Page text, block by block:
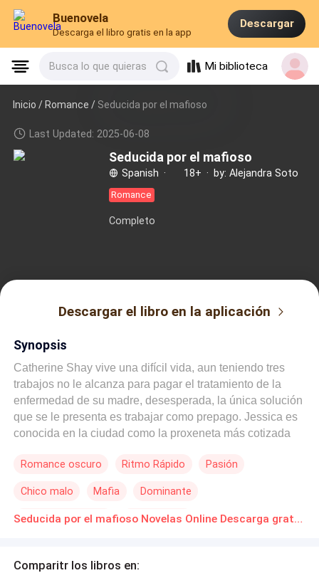
Buenovela
Descarga el libro gratis en la app
Descargar
Busca lo que quieras Mi biblioteca
Inicio /Romance / Seducida por el mafioso
Last Updated: 2025-06-08
Seducida por el mafioso
Spanish · 18+ · by: Alejandra Soto
Romance
Completo
Descargar el libro en la aplicación
Synopsis
Catherine Shay vive una difícil vida, aun teniendo tres
trabajos no le alcanza para pagar el tratamiento de la
enfermedad de su madre, desesperada, la única solución
que se le presenta es trabajar como prepago. Jessica es
conocida en la ciudad como la proxeneta más cotizada
mercado. Marcus D'monte, un famoso narcotraficante va
una hermosa prepago, es ahí donde conocerá a
Catherine, la linda y sexy chica por quien le nacerá una
Romance oscuro Ritmo Rápido Pasión
Chico malo Mafia Dominante
Diferencia de Edad Primer Amor Seducida por el mafioso Novelas Online Descarga gratuita de PDF
Comparitr los libros en: